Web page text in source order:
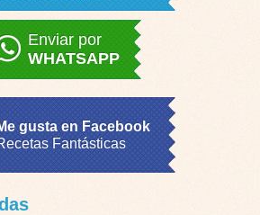
Enviar por
WHATSAPP
gusta en Facebook
Fantásticas